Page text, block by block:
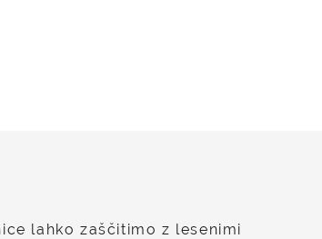
lahko zaščitimo z lesenimi